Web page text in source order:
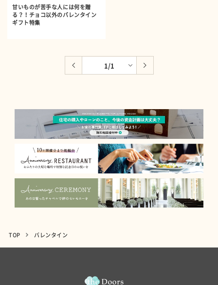
甘いものが苦手な人には何を贈
る？！チョコ以外のバレンタイン
ギフト特集
1 /1
TOP バレンタイン